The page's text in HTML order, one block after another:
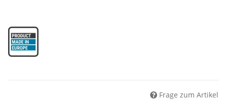
Frage zum Artikel